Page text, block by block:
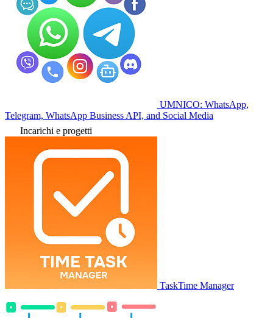
UMNICO: WhatsApp,
Telegram, WhatsApp Business API, and Social Media
Incarichi e progetti
TaskTime Manager